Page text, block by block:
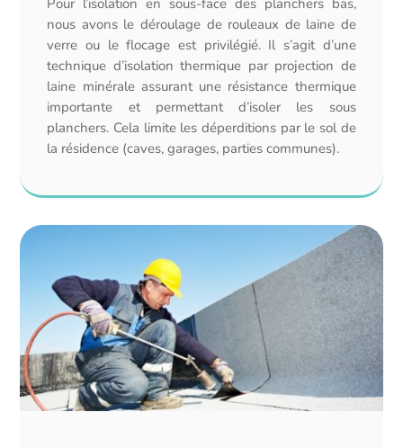
nous avons le déroulage de rouleaux de laine de
verre ou le flocage est privilégié. Il s’agit d’une
technique d’isolation thermique par projection de
laine minérale assurant une résistance thermique
importante et permettant d’isoler les sous
planchers. Cela limite les déperditions par le sol de
la résidence (caves, garages, parties communes).